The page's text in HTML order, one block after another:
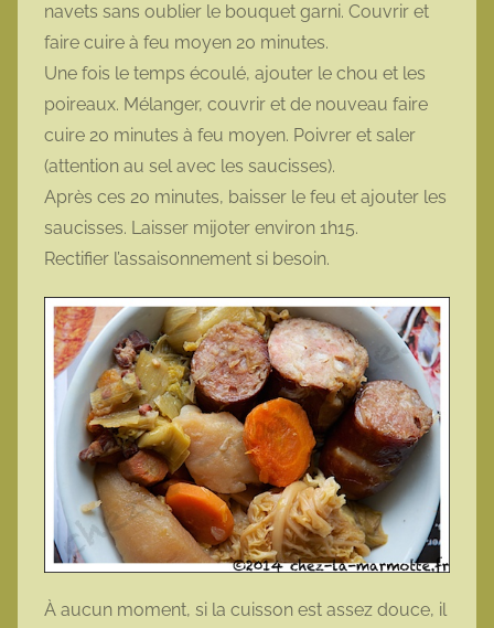
navets sans oublier le bouquet garni. Couvrir et
faire cuire à feu moyen 20 minutes.
Une fois le temps écoulé, ajouter le chou et les
poireaux. Mélanger, couvrir et de nouveau faire
cuire 20 minutes à feu moyen. Poivrer et saler
(attention au sel avec les saucisses).
Après ces 20 minutes, baisser le feu et ajouter les
saucisses. Laisser mijoter environ 1h15.
Rectifier l’assaisonnement si besoin.
À aucun moment, si la cuisson est assez douce, il